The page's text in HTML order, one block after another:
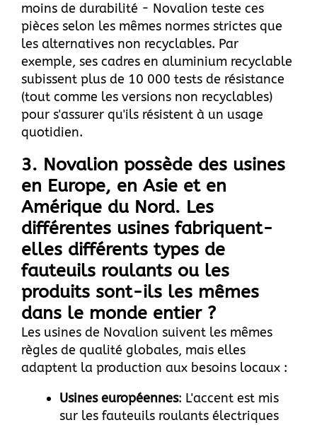
moins de durabilité - Novalion teste ces
pièces selon les mêmes normes strictes que
les alternatives non recyclables. Par
exemple, ses cadres en aluminium recyclable
subissent plus de 10 000 tests de résistance
(tout comme les versions non recyclables)
pour s'assurer qu'ils résistent à un usage
quotidien.
3. Novalion possède des usines
en Europe, en Asie et en
Amérique du Nord. Les
différentes usines fabriquent-
elles différents types de
fauteuils roulants ou les
produits sont-ils les mêmes
dans le monde entier ?
Les usines de Novalion suivent les mêmes
règles de qualité globales, mais elles
adaptent la production aux besoins locaux :
Usines européennes: L'accent est mis
sur les fauteuils roulants électriques